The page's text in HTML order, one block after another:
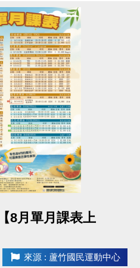
中心，掌握最新優惠與活
:
zh_TW/news/pageID/1/
中心
8月單月課表上
來源 : 蘆竹國民運動中心